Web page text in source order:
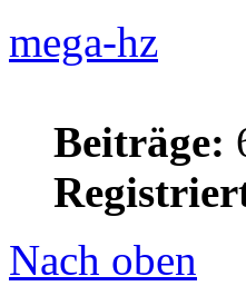
mega-hz
Beiträge:
Nach oben